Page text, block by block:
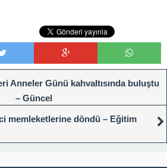
Anneler Günü kahvaltısında buluştu
– Güncel
memleketlerine döndü – Eğitim